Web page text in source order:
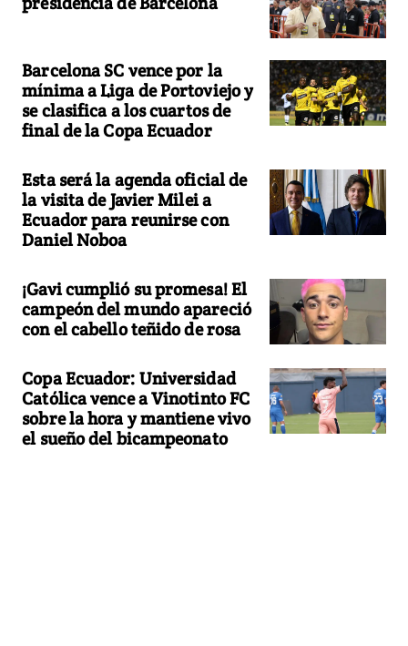
Barcelona SC vence por la
mínima a Liga de Portoviejo y
se clasifica a los cuartos de
final de la Copa Ecuador
Esta será la agenda oficial de
la visita de Javier Milei a
Ecuador para reunirse con
Daniel Noboa
¡Gavi cumplió su promesa! El
campeón del mundo apareció
con el cabello teñido de rosa
Copa Ecuador: Universidad
Católica vence a Vinotinto FC
sobre la hora y mantiene vivo
el sueño del bicampeonato